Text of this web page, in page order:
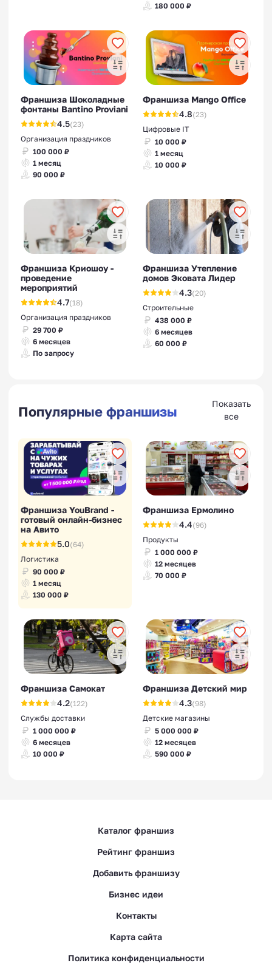
180 000 ₽
Франшиза Шоколадные
фонтаны Bantino Proviani
4.5(23)
Организация праздников
100 000 ₽
1 месяц
90 000 ₽
Франшиза Mango Office
4.8(23)
Цифровые IT
10 000 ₽
1 месяц
10 000 ₽
Франшиза Криошоу -
проведение
мероприятий
4.7(18)
Организация праздников
29 700 ₽
6 месяцев
По запросу
Франшиза Утепление
домов Эковата Лидер
4.3(20)
Строительные
438 000 ₽
6 месяцев
60 000 ₽
Популярные франшизы
Показать
все
Франшиза YouBrand -
готовый онлайн-бизнес
на Авито
5.0(64)
Логистика
90 000 ₽
1 месяц
130 000 ₽
Франшиза Ермолино
4.4(96)
Продукты
1 000 000 ₽
12 месяцев
70 000 ₽
Франшиза Самокат
4.2(122)
Службы доставки
1 000 000 ₽
6 месяцев
10 000 ₽
Франшиза Детский мир
4.3(98)
Детские магазины
5 000 000 ₽
12 месяцев
590 000 ₽
Каталог франшиз
Рейтинг франшиз
Добавить франшизу
Бизнес идеи
Контакты
Карта сайта
Политика конфиденциальности